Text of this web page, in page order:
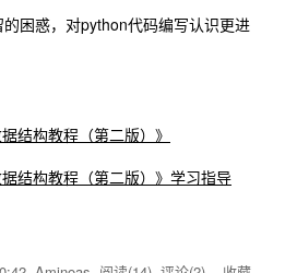
困惑，对python代码编写认识更进
结构教程（第二版）》
据结构教程（第二版）》学习指导